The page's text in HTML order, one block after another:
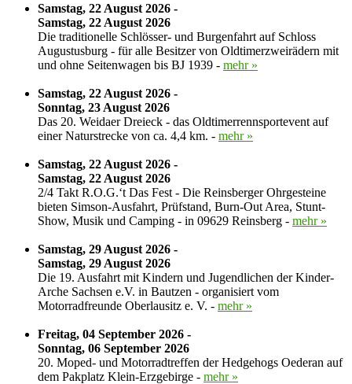
Samstag, 22 August 2026 -
Samstag, 22 August 2026
Die traditionelle Schlösser- und Burgenfahrt auf Schloss
Augustusburg - für alle Besitzer von Oldtimerzweirädern mit
und ohne Seitenwagen bis BJ 1939 - mehr »
Samstag, 22 August 2026 -
Sonntag, 23 August 2026
Das 20. Weidaer Dreieck - das Oldtimerrennsportevent auf
einer Naturstrecke von ca. 4,4 km. - mehr »
Samstag, 22 August 2026 -
Samstag, 22 August 2026
2/4 Takt R.O.G.‘t Das Fest - Die Reinsberger Ohrgesteine
bieten Simson-Ausfahrt, Prüfstand, Burn-Out Area, Stunt-
Show, Musik und Camping - in 09629 Reinsberg - mehr »
Samstag, 29 August 2026 -
Samstag, 29 August 2026
Die 19. Ausfahrt mit Kindern und Jugendlichen der Kinder-
Arche Sachsen e.V. in Bautzen - organisiert vom
Motorradfreunde Oberlausitz e. V. - mehr »
Freitag, 04 September 2026 -
Sonntag, 06 September 2026
20. Moped- und Motorradtreffen der Hedgehogs Oederan auf
dem Pakplatz Klein-Erzgebirge - mehr »